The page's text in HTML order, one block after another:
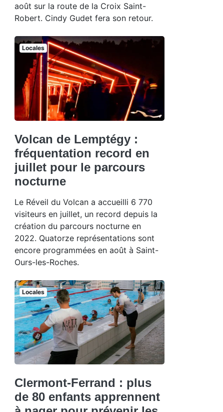
août sur la route de la Croix Saint-
Robert. Cindy Gudet fera son retour.
Locales
Volcan de Lemptégy :
fréquentation record en
juillet pour le parcours
nocturne
Le Réveil du Volcan a accueilli 6 770
visiteurs en juillet, un record depuis la
création du parcours nocturne en
2022. Quatorze représentations sont
encore programmées en août à Saint-
Ours-les-Roches.
Locales
Clermont-Ferrand : plus
de 80 enfants apprennent